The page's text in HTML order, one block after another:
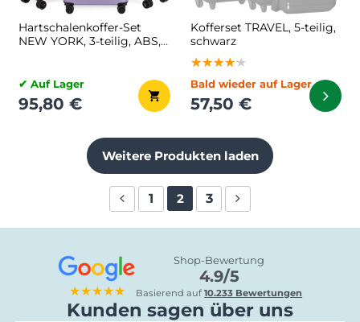
Hartschalenkoffer-Set
NEW YORK, 3-teilig, ABS,
✔ Auf Lager
95,80 €
Kofferset TRAVEL, 5-teilig,
schwarz
★★★★★
★★★★★
★★★★★
Bald wieder auf Lager
57,50 €
Weitere Produkten laden
1 2 3
★★★★★
Shop-Bewertung
4.9/5
Basierend auf10.233 Bewertungen
Kunden sagen über uns